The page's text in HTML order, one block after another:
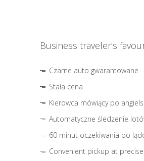
Business traveler's
Czarne auto gwarantowane
Stała cena
Kierowca mówiący po
Automatyczne śledzenie
60 minut oczekiwania po
Convenient pickup at